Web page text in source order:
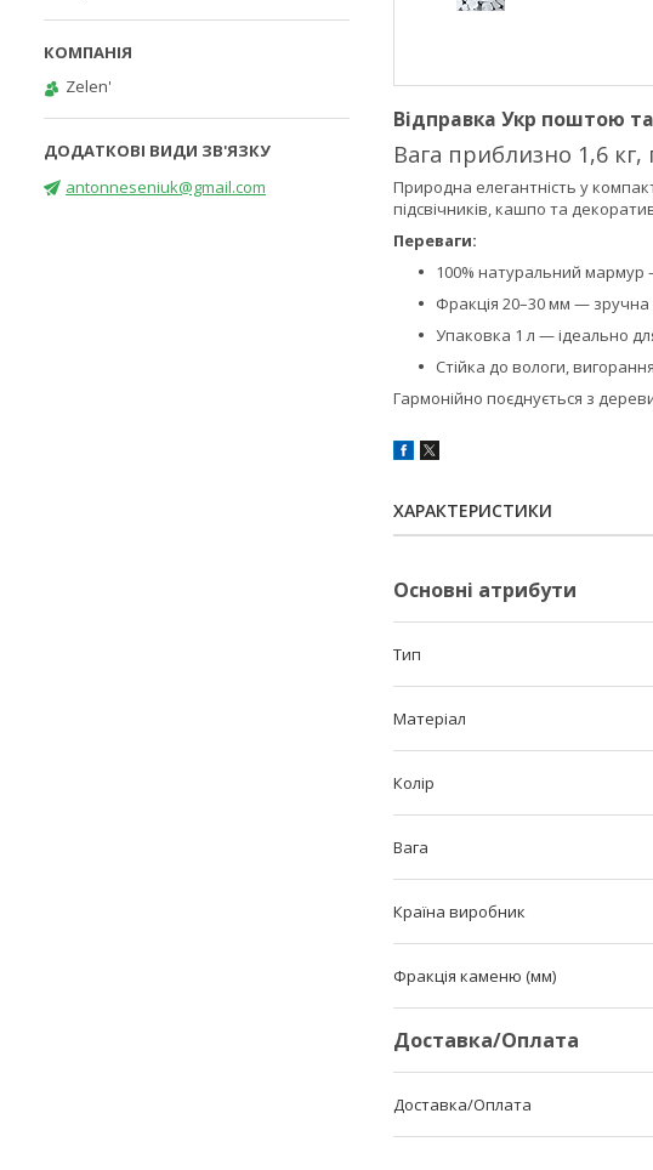
Відправка Укр поштою
Вага приблизно 1,6 кг,
Природна елегантність у
підсвічників, кашпо та
Переваги:
100% натуральний
Фракція 20–30 мм —
Упаковка 1 л — ідеально
Стійка до вологи,
Гармонійно поєднується з
ХАРАКТЕРИСТИКИ
Основні атрибути
Тип
Матеріал
Колір
Вага
Країна виробник
Фракція каменю (мм)
Доставка/Оплата
Доставка/Оплата
Zelen'
antonneseniuk@gmail.com